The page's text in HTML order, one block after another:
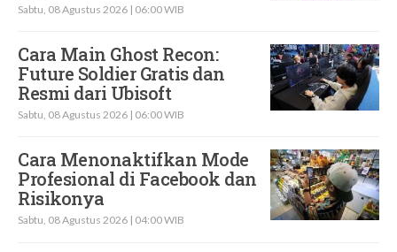
Sabtu, 08 Agustus 2026 | 06:00 WIB
Cara Main Ghost Recon:
Future Soldier Gratis dan
Resmi dari Ubisoft
Sabtu, 08 Agustus 2026 | 06:00 WIB
Cara Menonaktifkan Mode
Profesional di Facebook dan
Risikonya
Sabtu, 08 Agustus 2026 | 04:00 WIB